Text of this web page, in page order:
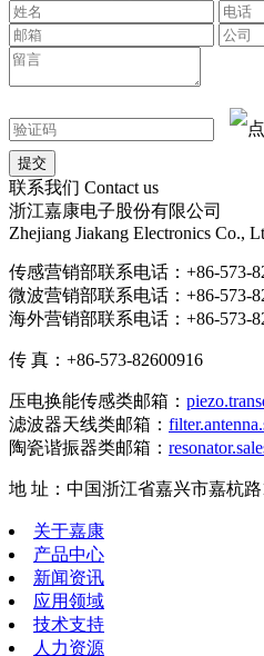
联系我们 Contact us
浙江嘉康电子股份有限公司
Zhejiang Jiakang Electronics Co.,
传感营销部联系电话：+86-573-
微波营销部联系电话：+86-573-
海外营销部联系电话：+86-573-
传 真：+86-573-82600916
压电换能传感类邮箱：
滤波器天线类邮箱：
陶瓷谐振器类邮箱：
地 址：中国浙江省嘉兴市嘉杭路
关于嘉康
产品中心
新闻资讯
应用领域
技术支持
人力资源